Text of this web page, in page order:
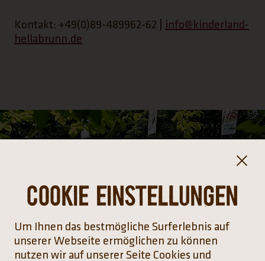
Kontakt: +49(0)89-489962-62 |
info@kinderland-
hellabrunn.de
Cookie Einstellungen
Um Ihnen das bestmögliche Surferlebnis auf
unserer Webseite ermöglichen zu können
nutzen wir auf unserer Seite Cookies und